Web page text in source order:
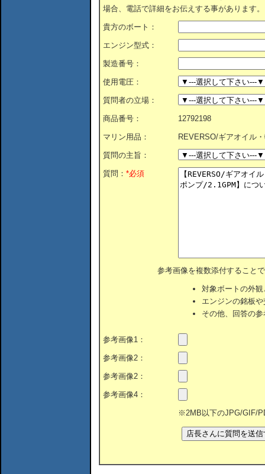
場合、電話で詳細をお伝えする事があります。
貴方のボート：
エンジン型式：
製造番号：
使用電圧：
質問者の立場：
商品番号： 12792198
マリン用品： REVERSO/ギアオイル
質問の主旨：
質問： *必須
参考画像を複数添付すること
対象ボートの外
エンジンの銘板
その他、回答の
参考画像1：
参考画像2：
参考画像2：
参考画像4：
※2MB以下のJPG/GIF/